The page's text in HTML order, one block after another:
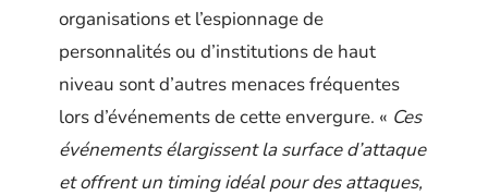
organisations et l’espionnage de
personnalités ou d’institutions de haut
niveau sont d’autres menaces fréquentes
lors d’événements de cette envergure. « Ces
événements élargissent la surface d’attaque
et offrent un timing idéal pour des attaques,